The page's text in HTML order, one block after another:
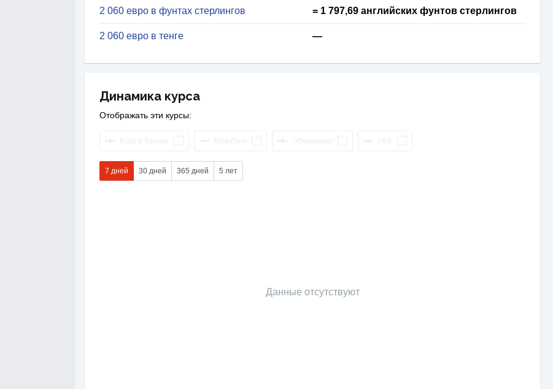
2 060 евро в фунтах стерлингов = 1 797,69 английских фунтов стерлингов
2 060 евро в тенге —
Динамика курса
Отображать эти курсы:
7 дней 30 дней 365 дней 5 лет
Данные отсутствуют